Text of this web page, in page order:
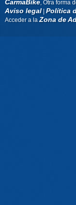
CarmaBike, Otra forma
Aviso legal|Política
Acceder a laZona de